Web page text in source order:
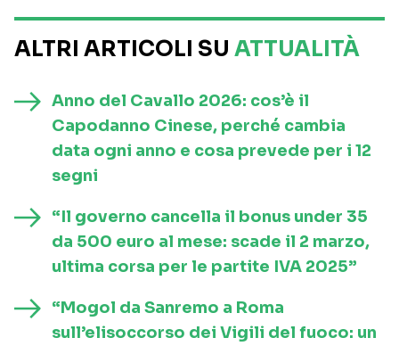
ALTRI ARTICOLI SU ATTUALITÀ
Anno del Cavallo 2026: cos’è il
Capodanno Cinese, perché cambia
data ogni anno e cosa prevede per i 12
segni
“Il governo cancella il bonus under 35
da 500 euro al mese: scade il 2 marzo,
ultima corsa per le partite IVA 2025”
“Mogol da Sanremo a Roma
sull’elisoccorso dei Vigili del fuoco: un